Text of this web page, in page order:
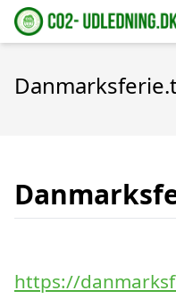
https://